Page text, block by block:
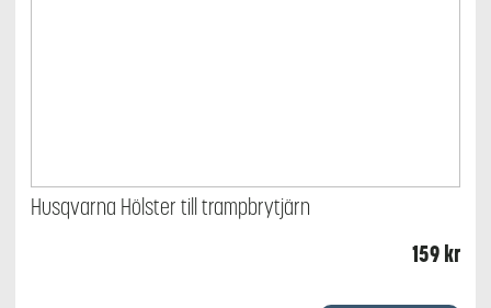
Husqvarna Hölster till trampbrytjärn
159kr